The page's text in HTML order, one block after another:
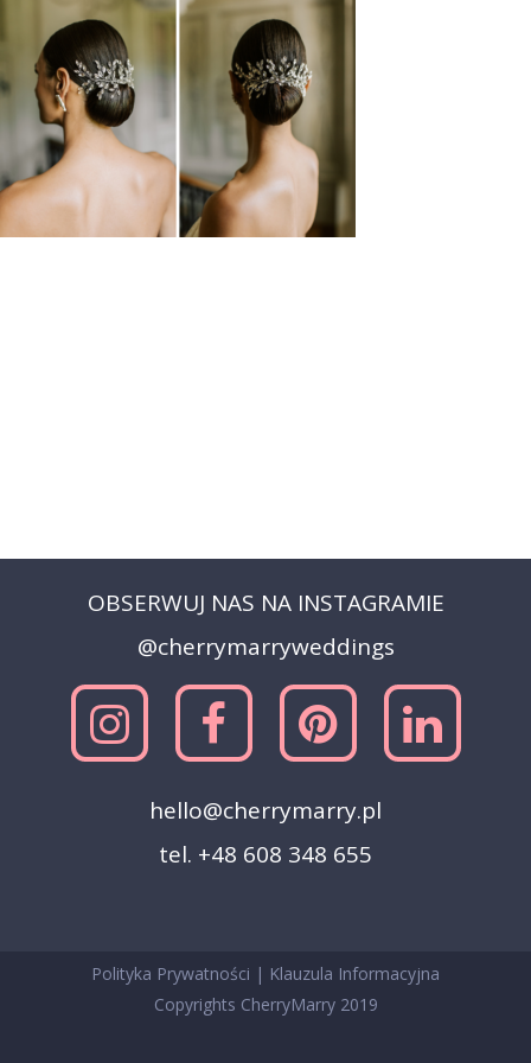
OBSERWUJ NAS NA INSTAGRAMIE
@cherrymarryweddings
hello@cherrymarry.pl
tel. +48 608 348 655
Polityka Prywatności | Klauzula Informacyjna
Copyrights CherryMarry 2019